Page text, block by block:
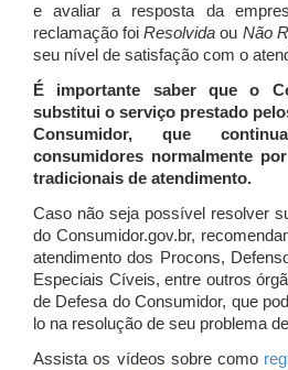
e avaliar a resposta da
reclamação foiResolvida ou Não
seu nível de satisfação com o
É importante saber que o
substitui o serviço prestado
Consumidor, que
consumidores normalmente
tradicionais de atendimento.
Caso não seja possível resolver
do Consumidor.gov.br,
atendimento dos Procons,
Especiais Cíveis, entre outros
de Defesa do Consumidor, que
lo na resolução de seu problema
Assista os vídeos sobre como